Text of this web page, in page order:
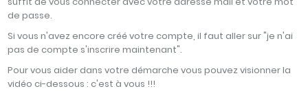
de passe.
Si vous n'avez encore créé votre compte, il faut aller sur "je n'ai
pas de compte s'inscrire maintenant".
Pour vous aider dans votre démarche vous pouvez visionner la
vidéo ci-dessous : c'est à vous !!!